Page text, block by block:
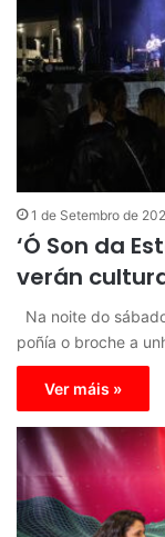
1 de Setembro de
‘Ó Son da
verán
Na noite do
poñía o broche a
Ver máis »